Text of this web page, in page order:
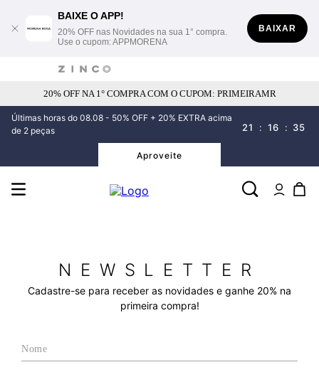
BAIXE O APP!
20% OFF nas Novidades na sua 1° compra.
Use o cupom: APPMORENA
BAIXAR
20% OFF NA 1° COMPRA COM O CUPOM: PRIMEIRAMR
Últimas horas do 08.08 - 50% OFF + 20% EXTRA acima
de 2 peças
21 : 16 : 35
Aproveite
NEWSLETTER
Cadastre-se para receber as novidades e ganhe 20% na
primeira compra!